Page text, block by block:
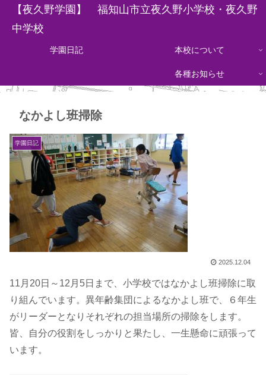
【夜久野学園】 福知山市立夜久野小学校・夜久野
中学校
学園日記 本校について
各種お知らせ
なかよし班掃除
学園日記
2025.12.04
11月20日～12月5日まで、小学校ではなかよし班掃除に取
り組んでいます。異年齢集団によるなかよし班で、６年生
がリーダーとなりそれぞれの担当場所の掃除をします。
皆、自分の役割をしっかりと果たし、一生懸命に頑張って
います。